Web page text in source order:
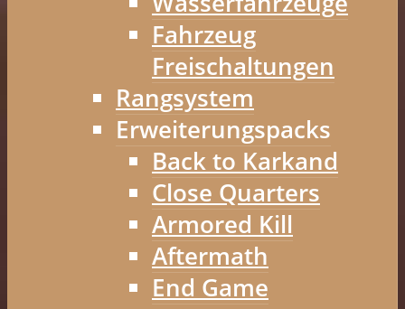
Fahrzeug
Freischaltungen
Rangsystem
Erweiterungspacks
Back to Karkand
Close Quarters
Armored Kill
Aftermath
End Game